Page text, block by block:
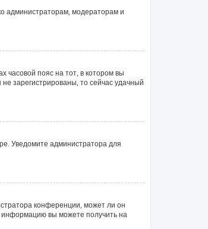
администраторам, модераторам и
часовой пояс на тот, в котором вы
зарегистрированы, то сейчас удачный
Уведомите администратора для
конференции, может ли он
информацию вы можете получить на